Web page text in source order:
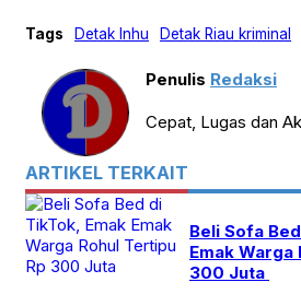
Tags Detak Inhu Detak Riau kriminal
Penulis Redaksi
Cepat, Lugas dan
ARTIKEL TERKAIT
Beli Sofa
Emak Warga
300 Juta